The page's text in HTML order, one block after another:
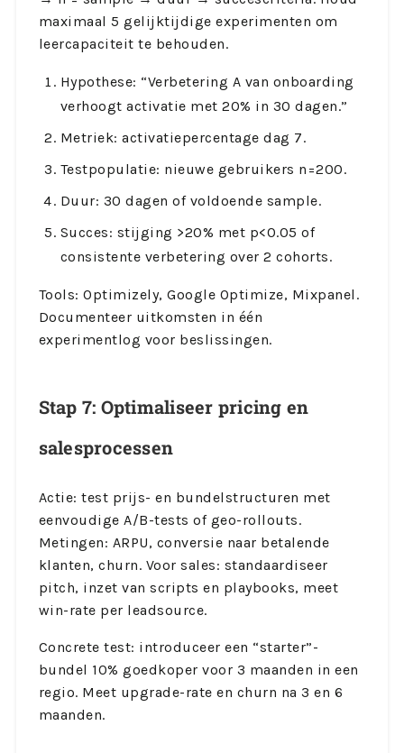
maximaal 5 gelijktijdige experimenten om
leercapaciteit te behouden.
Hypothese: “Verbetering A van onboarding
verhoogt activatie met 20% in 30 dagen.”
Metriek: activatiepercentage dag 7.
Testpopulatie: nieuwe gebruikers n=200.
Duur: 30 dagen of voldoende sample.
Succes: stijging >20% met p<0.05 of
consistente verbetering over 2 cohorts.
Tools: Optimizely, Google Optimize, Mixpanel.
Documenteer uitkomsten in één
experimentlog voor beslissingen.
Stap 7: Optimaliseer pricing en
salesprocessen
Actie: test prijs- en bundelstructuren met
eenvoudige A/B-tests of geo-rollouts.
Metingen: ARPU, conversie naar betalende
klanten, churn. Voor sales: standaardiseer
pitch, inzet van scripts en playbooks, meet
win-rate per leadsource.
Concrete test: introduceer een “starter”-
bundel 10% goedkoper voor 3 maanden in een
regio. Meet upgrade-rate en churn na 3 en 6
maanden.